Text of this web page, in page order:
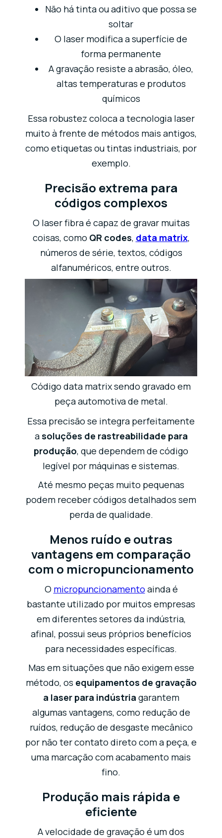
Não há tinta ou aditivo que possa se
soltar
O laser modifica a superfície de
forma permanente
A gravação resiste a abrasão, óleo,
altas temperaturas e produtos
químicos
Essa robustez coloca a tecnologia laser
muito à frente de métodos mais antigos,
como etiquetas ou tintas industriais, por
exemplo.
Precisão extrema para
códigos complexos
O laser fibra é capaz de gravar muitas
coisas, como QR codes, data matrix,
números de série, textos, códigos
alfanuméricos, entre outros.
Código data matrix sendo gravado em
peça automotiva de metal.
Essa precisão se integra perfeitamente
asoluções de rastreabilidade para
produção, que dependem de código
legível por máquinas e sistemas.
Até mesmo peças muito pequenas
podem receber códigos detalhados sem
perda de qualidade.
Menos ruído e outras
vantagens em comparação
com o micropuncionamento
O micropuncionamento ainda é
bastante utilizado por muitos empresas
em diferentes setores da indústria,
afinal, possui seus próprios benefícios
para necessidades específicas.
Mas em situações que não exigem esse
método, os equipamentos de gravação
a laser para indústria garantem
algumas vantagens, como redução de
ruídos, redução de desgaste mecânico
por não ter contato direto com a peça, e
uma marcação com acabamento mais
fino.
Produção mais rápida e
eficiente
A velocidade de gravação é um dos